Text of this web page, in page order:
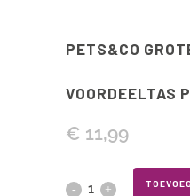
PETS&CO
VOORDEELTAS
€ 11,99
Pets&Co